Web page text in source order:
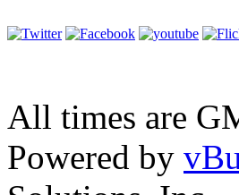
All times are
Powered by